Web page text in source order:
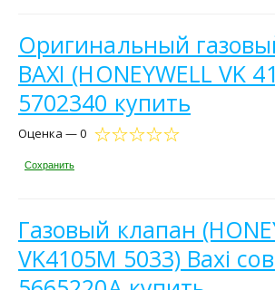
Оригинальный
BAXI (HONEYWELL VK
5702340 купить
Оценка — 0
Сохранить
Газовый клапан
VK4105M 5033) Baxi